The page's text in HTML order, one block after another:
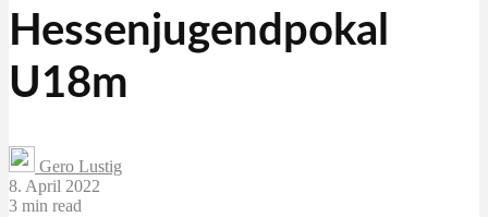
Hessenjugendpokal
U18m
Gero Lustig
8. April 2022
3 min read